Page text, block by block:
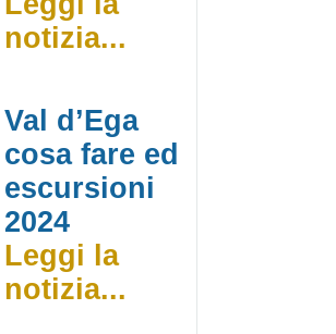
notizia...
Val d’Ega
cosa fare ed
escursioni
2024
Leggi la
notizia...